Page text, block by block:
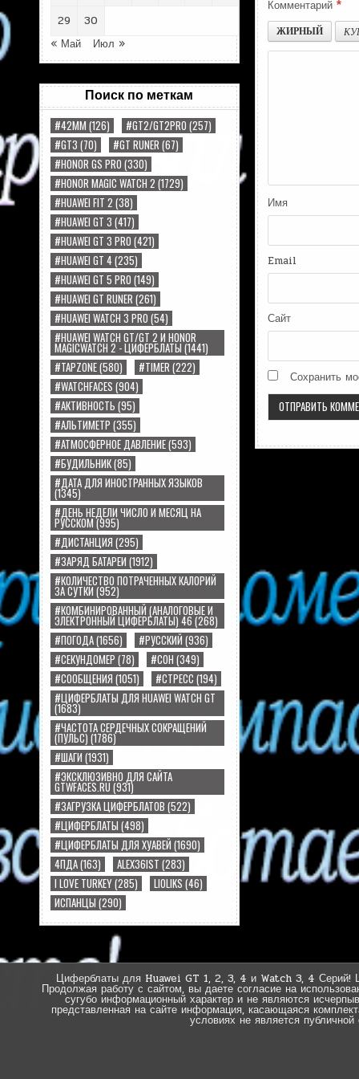
29
30
« Май
Июл »
Поиск по меткам
#42MM (126) #GT2/GT2PRO (257)
#GT3 (70) #GT RUNER (67)
#HONOR GS PRO (330)
#HONOR MAGIC WATCH 2 (1729)
#HUAWEI FIT 2 (38)
#HUAWEI GT 3 (417)
#HUAWEI GT 3 PRO (421)
#HUAWEI GT 4(235)
#HUAWEI GT 5 PRO (149)
#HUAWEI GT RUNER (261)
#HUAWEI WATCH 3 PRO (54)
#HUAWEI WATCH GT/GT 2 И HONOR
MAGICWATCH 2 - ЦИФЕРБЛАТЫ(1441)
#TAPZONE(580) #TIMER (222)
#WATCHFACES (904)
#АКТИВНОСТЬ (95)
#АЛЬТИМЕТР (355)
#АТМОСФЕРНОЕ ДАВЛЕНИЕ(593)
#БУДИЛЬНИК(85)
#ДАТА ДЛЯ ИНОСТРАННЫХ ЯЗЫКОВ
(1345)
#ДЕНЬ НЕДЕЛИ ЧИСЛО И МЕСЯЦ НА
РУССКОМ(995)
#ДИСТАНЦИЯ (295)
#ЗАРЯД БАТАРЕИ (1912)
#КОЛИЧЕСТВО ПОТРАЧЕННЫХ КАЛОРИЙ
ЗА СУТКИ(952)
#КОМБИНИРОВАННЫЙ (АНАЛОГОВЫЕ И
ЭЛЕКТРОННЫЙ ЦИФЕРБЛАТЫ) 46(268)
#ПОГОДА(1656) #РУССКИЙ (936)
#СЕКУНДОМЕР (78) #СОН (349)
#СООБЩЕНИЯ (1051) #СТРЕСС (194)
#ЦИФЕРБЛАТЫ ДЛЯ HUAWEI WATCH GT
(1683)
#ЧАСТОТА СЕРДЕЧНЫХ СОКРАЩЕНИЙ
(ПУЛЬС)(1786)
#ШАГИ (1931)
#ЭКСКЛЮЗИВНО ДЛЯ САЙТА
GTWFACES.RU(931)
#ЗАГРУЗКА ЦИФЕРБЛАТОВ (522)
#ЦИФЕРБЛАТЫ (498)
#ЦИФЕРБЛАТЫ ДЛЯ ХУАВЕЙ (1690)
4ПДА(163) ALEX36IST (283)
I LOVE TURKEY(285) LIOLIKS (46)
ИСПАНЦЫ (290)
Комментарий *
ЖИРНЫЙ
Имя
Email
Сайт
Сохранить
Циферблаты для Huawei GT 1, 2, 3, 4 и Watch 3, 4 Серий!
Продолжая работу с сайтом, вы даете согласие на
сугубо информационный характер и не являются
представленная на сайте информация, касающаяся
условиях не является